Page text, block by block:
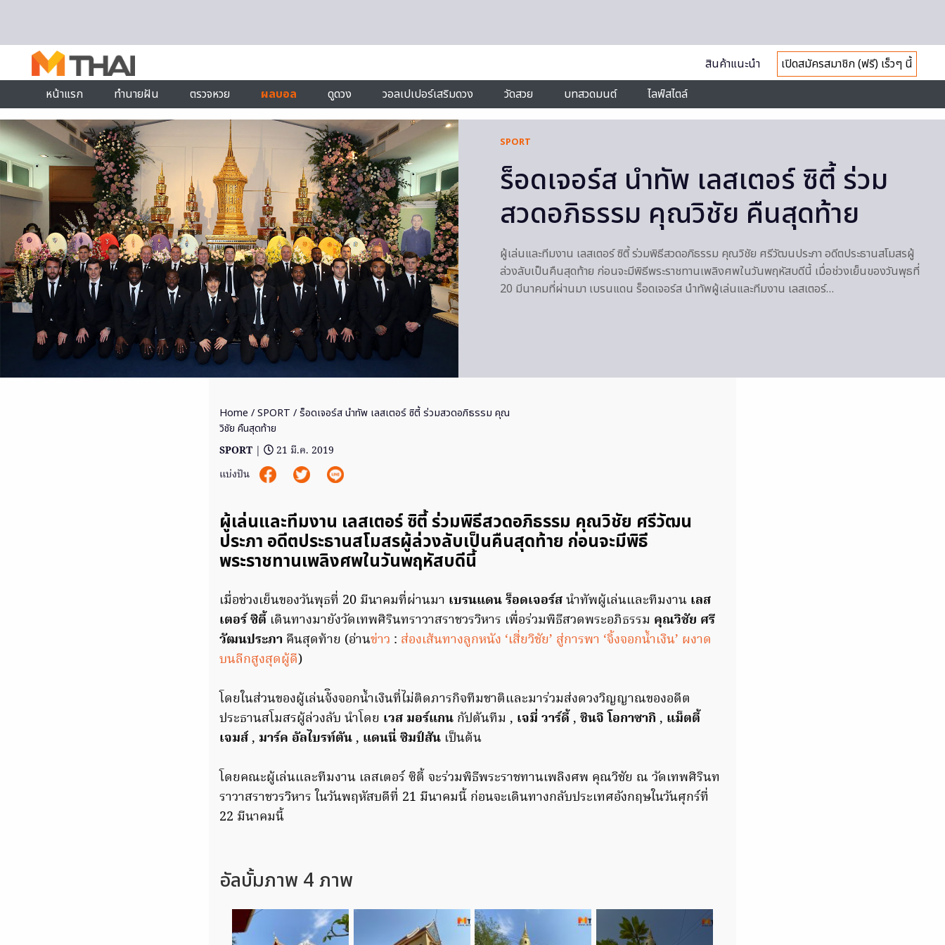
สินค้าแนะนำ
เปิดสมัครสมาชิก (ฟรี) เร็วๆ นี้
หน้าแรก
ทำนายฝัน ตรวจหวย ผลบอล ดูดวง วอลเปเปอร์เสริมดวง วัดสวย บทสวดมนต์ ไลฟ์สไตล์
SPORT
ร็อดเจอร์ส นำทัพ เลสเตอร์ ซิตี้ ร่วม
สวดอภิธรรม คุณวิชัย คืนสุดท้าย
ผู้เล่นและทีมงาน เลสเตอร์ ซิตี้ ร่วมพิธีสวดอภิธรรม คุณวิชัย ศรีวัฒนประภา อดีตประธานสโมสรผู้
ล่วงลับเป็นคืนสุดท้าย ก่อนจะมีพิธีพระราชทานเพลิงศพในวันพฤหัสบดีนี้ เมื่อช่วงเย็นของวันพุธที่
20 มีนาคมที่ผ่านมา เบรนแดน ร็อดเจอร์ส นำทัพผู้เล่นและทีมงาน เลสเตอร์…
Home /SPORT / ร็อดเจอร์ส นำทัพ เลสเตอร์ ซิตี้ ร่วมสวดอภิธรรม คุณ
วิชัย คืนสุดท้าย
SPORT |
21 มี.ค. 2019
แบ่งปัน
ผู้เล่นและทีมงาน เลสเตอร์ ซิตี้ ร่วมพิธีสวดอภิธรรม คุณวิชัย ศรีวัฒน
ประภา อดีตประธานสโมสรผู้ล่วงลับเป็นคืนสุดท้าย ก่อนจะมีพิธี
พระราชทานเพลิงศพในวันพฤหัสบดีนี้
เมื่อช่วงเย็นของวันพุธที่ 20 มีนาคมที่ผ่านมา เบรนแดน ร็อดเจอร์สนำทัพผู้เล่นและทีมงาน เลส
เตอร์ ซิตี้ เดินทางมายังวัดเทพศิรินทราวาสราชวรวิหาร เพื่อร่วมพิธีสวดพระอภิธรรม คุณวิชัย ศรี
วัฒนประภา คืนสุดท้าย (อ่านข่าว : ส่องเส้นทางลูกหนัง ‘เสี่ยวิชัย’ สู่การพา ‘จิ้งจอกน้ำเงิน’ ผงาด
บนลีกสูงสุดผู้ดี)
โดยในส่วนของผู้เล่นจ้ิงจอกน้ำเงินที่ไม่ติดภารกิจทีมชาติและมาร่วมส่งดวงวิญญาณของอดีต
ประธานสโมสรผู้ล่วงลับ นำโดย เวส มอร์แกน กัปตันทีม , เจมี่ วาร์ดี้ , ชินจิ โอกาซากิ , แม็ตตี้
เจมส์, มาร์ค อัลไบรท์ตัน, แดนนี่ ซิมป์สัน เป็นต้น
โดยคณะผู้เล่นและทีมงาน เลสเตอร์ ซิตี้ จะร่วมพิธีพระราชทานเพลิงศพ คุณวิชัย ณ วัดเทพศิรินท
ราวาสราชวรวิหาร ในวันพฤหัสบดีที่ 21 มีนาคมนี้ ก่อนจะเดินทางกลับประเทศอังกฤษในวันศุกร์ที่
22 มีนาคมนี้
อัลบั้มภาพ 4 ภาพ